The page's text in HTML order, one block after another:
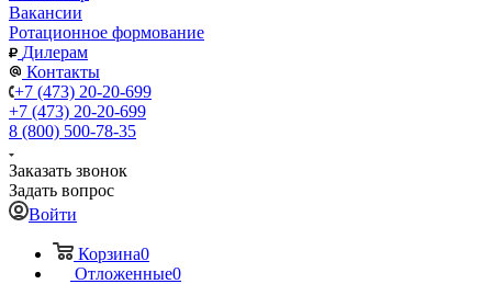
Вакансии
Ротационное формование
Дилерам
Контакты
+7 (473) 20-20-699
+7 (473) 20-20-699
8 (800) 500-78-35
Заказать звонок
Задать вопрос
Войти
Корзина0
Отложенные0